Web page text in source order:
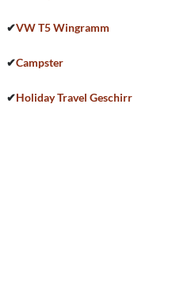
✔VW T5 Wingramm
✔Campster
✔Holiday Travel Geschirr